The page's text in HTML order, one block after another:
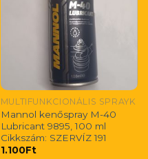
MULTIFUNKCIONÁLIS SPRAYK
Mannol kenőspray M-40
Lubricant 9895, 100 ml
Cikkszám: SZERVÍZ 191
1.100Ft